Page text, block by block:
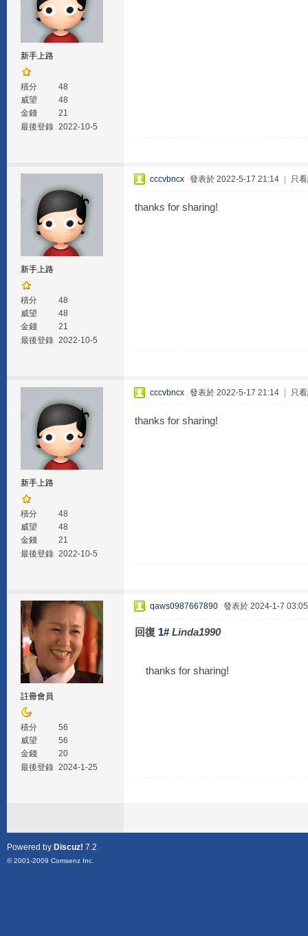
新手上路
積分
48
威望
48
金錢
21
最後登錄 2022-10-5
新手上路
積分
48
威望
48
金錢
21
最後登錄 2022-10-5
cccvbncx 發表於 2022-5-17 21:14 只
thanks for sharing!
新手上路
積分
48
威望
48
金錢
21
最後登錄 2022-10-5
cccvbncx 發表於 2022-5-17 21:14 只
thanks for sharing!
註冊會員
積分
56
威望
56
金錢
20
最後登錄 2024-1-25
qaws0987667890 發表於 2024-1-7 03:05
回復 1# Linda1990
thanks for sharing!
Powered by Discuz! 7.2
© 2001-2009 Comsenz Inc.